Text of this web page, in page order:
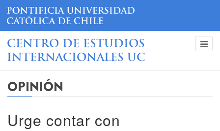
CENTRO DE ESTUDIOS
INTERNACIONALES UC
OPINIÓN
Urge contar con